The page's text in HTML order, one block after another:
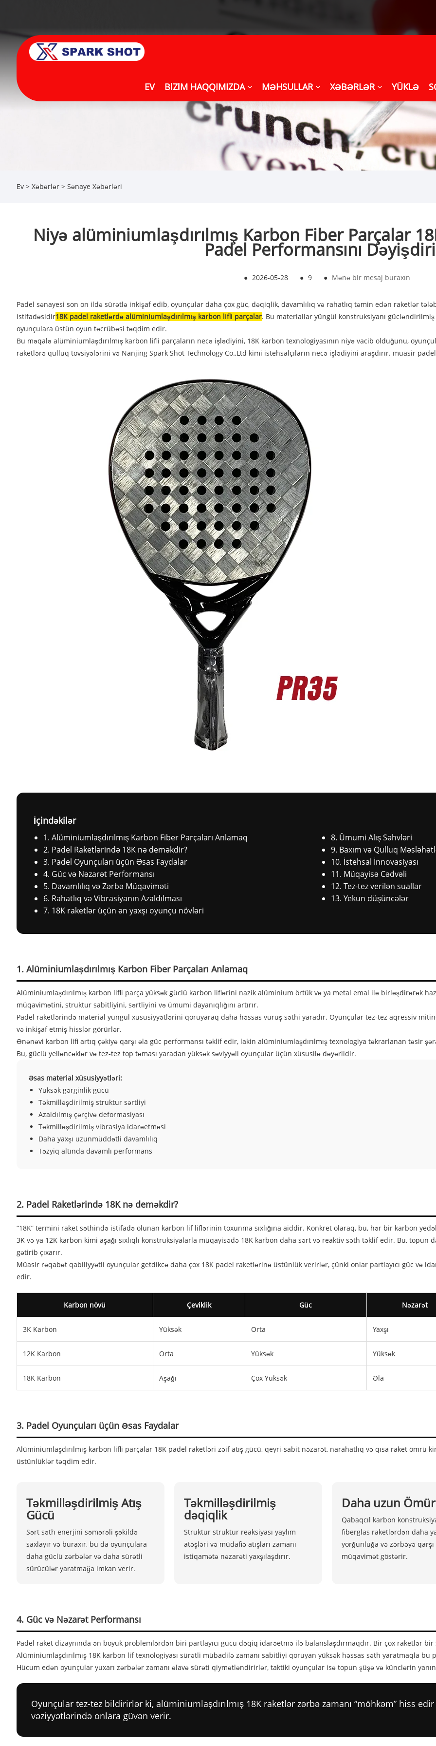
EV BIZIM HAQQIMIZDA MƏHSULLAR XƏBƏRLƏR YÜKLƏ
Ev > Xəbərlər> Sənaye Xəbərləri
Niyə alüminiumlaşdırılmış Karbon Fiber Parçalar
Padel Performansını
● 2026-05-28 ● 9 ● Mənə bir mesaj buraxın
Padel sənayesi son on ildə sürətlə inkişaf edib, oyunçular daha çox güc, dəqiqlik, davamlılıq və rahatlıq təmin edən raketlər
istifadəsidir18K padel raketlərdə alüminiumlaşdırılmış karbon lifli parçalar. Bu materiallar yüngül konstruksiyanı
oyunçulara üstün oyun təcrübəsi təqdim edir.
Bu məqalə alüminiumlaşdırılmış karbon lifli parçaların necə işlədiyini, 18K karbon texnologiyasının niyə vacib olduğunu,
raketlərə qulluq tövsiyələrini və Nanjing Spark Shot Technology Co.,Ltd kimi istehsalçıların necə işlədiyini araşdırır. müasir
İçindəkilər
1. Alüminiumlaşdırılmış Karbon Fiber Parçaları Anlamaq
2. Padel Raketlərində 18K nə deməkdir?
3. Padel Oyunçuları üçün Əsas Faydalar
4. Güc və Nəzarət Performansı
5. Davamlılıq və Zərbə Müqaviməti
6. Rahatlıq və Vibrasiyanın Azaldılması
7. 18K raketlər üçün ən yaxşı oyunçu növləri
8. Ümumi Alış Səhvləri
9. Baxım və Qulluq
10. İstehsal İnnovasiyası
11. Müqayisə Cədvəli
12. Tez-tez verilən suallar
13. Yekun düşüncələr
1. Alüminiumlaşdırılmış Karbon Fiber Parçaları Anlamaq
Alüminiumlaşdırılmış karbon lifli parça yüksək güclü karbon liflərini nazik alüminium örtük və ya metal emal ilə birləşdirərək
müqavimətini, struktur sabitliyini, sərtliyini və ümumi dayanıqlığını artırır.
Padel raketlərində material yüngül xüsusiyyətlərini qoruyaraq daha həssas vuruş səthi yaradır. Oyunçular tez-tez aqressiv
və inkişaf etmiş hisslər görürlər.
Ənənəvi karbon lifi artıq çəkiyə qarşı əla güc performansı təklif edir, lakin alüminiumlaşdırılmış texnologiya təkrarlanan təsir
Bu, güclü yelləncəklər və tez-tez top təması yaradan yüksək səviyyəli oyunçular üçün xüsusilə dəyərlidir.
Əsas material xüsusiyyətləri:
Yüksək gərginlik gücü
Təkmilləşdirilmiş struktur sərtliyi
Azaldılmış çərçivə deformasiyası
Təkmilləşdirilmiş vibrasiya idarəetməsi
Daha yaxşı uzunmüddətli davamlılıq
Təzyiq altında davamlı performans
2. Padel Raketlərində 18K nə deməkdir?
“18K” termini raket səthində istifadə olunan karbon lif liflərinin toxunma sıxlığına aiddir. Konkret olaraq, bu, hər bir karbon
3K və ya 12K karbon kimi aşağı sıxlıqlı konstruksiyalarla müqayisədə 18K karbon daha sərt və reaktiv səth təklif edir. Bu,
gətirib çıxarır.
Müasir rəqabət qabiliyyətli oyunçular getdikcə daha çox 18K padel raketlərinə üstünlük verirlər, çünki onlar partlayıcı güc və
edir.
Karbon növü Çeviklik Güc Nəzarət
3K Karbon Yüksək Orta Yaxşı
12K Karbon Orta Yüksək Yüksək
18K Karbon Aşağı Çox Yüksək Əla
3. Padel Oyunçuları üçün Əsas Faydalar
Alüminiumlaşdırılmış karbon lifli parçalar 18K padel raketləri zəif atış gücü, qeyri-sabit nəzarət, narahatlıq və qısa raket ömrü
üstünlüklər təqdim edir.
Təkmilləşdirilmiş Atış
Gücü
Sərt səth enerjini səmərəli şəkildə
saxlayır və buraxır, bu da oyunçulara
daha güclü zərbələr və daha sürətli
sürücülər yaratmağa imkan verir.
Təkmilləşdirilmiş
dəqiqlik
Struktur struktur reaksiyası yaylım
atəşləri və müdafiə atışları zamanı
istiqamətə nəzarəti yaxşılaşdırır.
Daha uzun Ömür
Qabaqcıl karbon
fiberglas raketlərdən daha
yorğunluğa və zərbəyə qarşı
müqavimət göstərir.
4. Güc və Nəzarət Performansı
Padel raket dizaynında ən böyük problemlərdən biri partlayıcı gücü dəqiq idarəetmə ilə balanslaşdırmaqdır. Bir çox raketlər
Alüminiumlaşdırılmış 18K karbon lif texnologiyası sürətli mübadilə zamanı sabitliyi qoruyan yüksək həssas səth yaratmaqla
Hücum edən oyunçular yuxarı zərbələr zamanı əlavə sürəti qiymətləndirirlər, taktiki oyunçular isə topun şüşə və künclərin
Oyunçular tez-tez bildirirlər ki, alüminiumlaşdırılmış 18K raketlər zərbə zamanı “möhkəm” hiss
vəziyyətlərində onlara güvən verir.